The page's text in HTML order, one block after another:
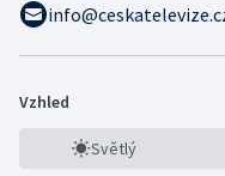
Vzhled
Světlý